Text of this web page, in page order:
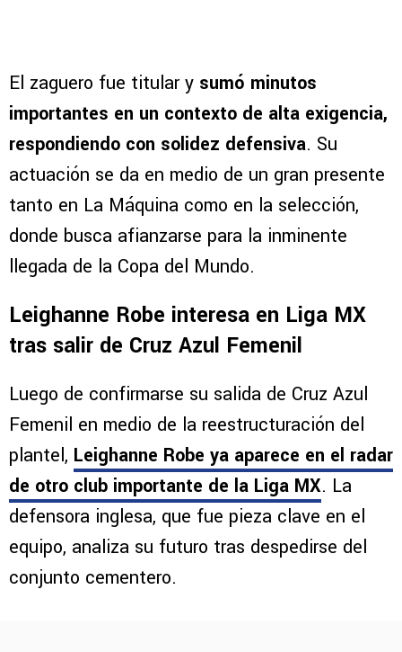
El zaguero fue titular y sumó minutos
importantes en un contexto de alta exigencia,
respondiendo con solidez defensiva. Su
actuación se da en medio de un gran presente
tanto en La Máquina como en la selección,
donde busca afianzarse para la inminente
llegada de la Copa del Mundo.
Leighanne Robe interesa en Liga MX
tras salir de Cruz Azul Femenil
Luego de confirmarse su salida de Cruz Azul
Femenil en medio de la reestructuración del
plantel, Leighanne Robe ya aparece en el radar
de otro club importante de la Liga MX. La
defensora inglesa, que fue pieza clave en el
equipo, analiza su futuro tras despedirse del
conjunto cementero.